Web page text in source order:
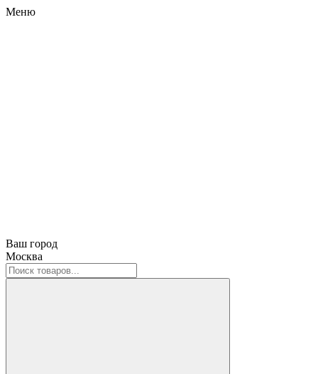
Меню
Ваш город
Москва